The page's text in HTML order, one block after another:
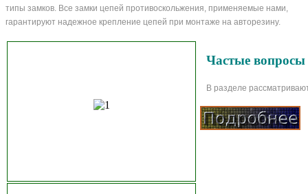
типы замков. Все замки цепей противоскольжения, применяемые нами,
гарантируют надежное крепление цепей при монтаже на авторезину.
Частые вопросы
В разделе